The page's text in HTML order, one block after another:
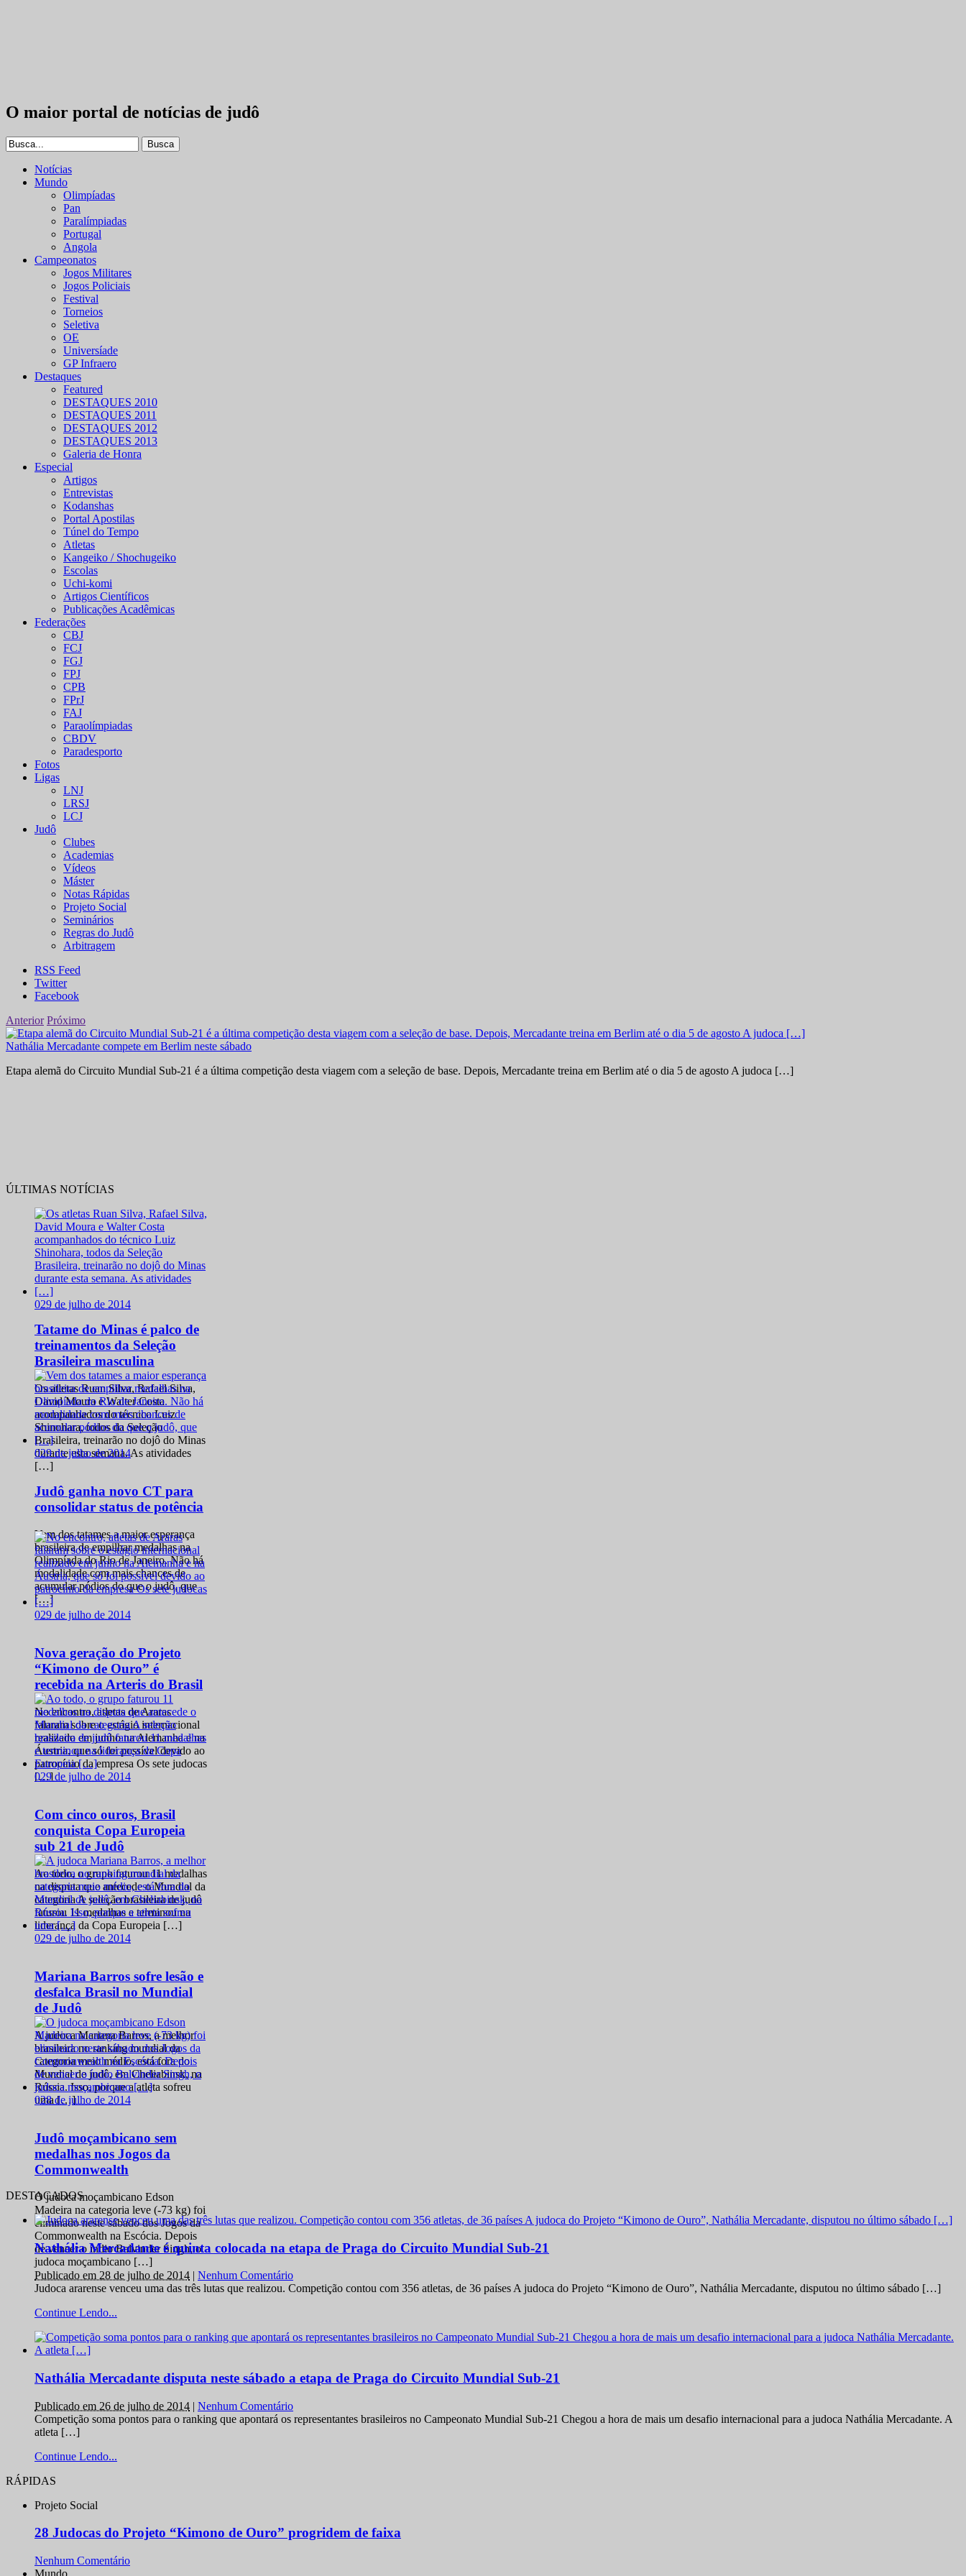
O maior portal de notícias de judô
Notícias
Mundo
Olimpíadas
Pan
Paralímpiadas
Portugal
Angola
Campeonatos
Jogos Militares
Jogos Policiais
Festival
Torneios
Seletiva
OE
Universíade
GP Infraero
Destaques
Featured
DESTAQUES 2010
DESTAQUES 2011
DESTAQUES 2012
DESTAQUES 2013
Galeria de Honra
Especial
Artigos
Entrevistas
Kodanshas
Portal Apostilas
Túnel do Tempo
Atletas
Kangeiko / Shochugeiko
Escolas
Uchi-komi
Artigos Científicos
Publicações Acadêmicas
Federações
CBJ
FCJ
FGJ
FPJ
CPB
FPrJ
FAJ
Paraolímpiadas
CBDV
Paradesporto
Fotos
Ligas
LNJ
LRSJ
LCJ
Judô
Clubes
Academias
Vídeos
Máster
Notas Rápidas
Projeto Social
Seminários
Regras do Judô
Arbitragem
RSS Feed
Twitter
Facebook
Anterior Próximo
Nathália Mercadante compete em Berlim neste sábado
Etapa alemã do Circuito Mundial Sub-21 é a última competição desta viagem com a seleção de base. Depois, Mercadante treina em Berlim até o dia 5 de agosto A judoca […]
ÚLTIMAS NOTÍCIAS
029 de julho de 2014
Tatame do Minas é palco de
treinamentos da Seleção
Brasileira masculina
Os atletas Ruan Silva, Rafael Silva,
David Moura e Walter Costa
acompanhados do técnico Luiz
Shinohara, todos da Seleção
Brasileira, treinarão no dojô do Minas
durante esta semana. As atividades
[…]
029 de julho de 2014
Judô ganha novo CT para
consolidar status de potência
Vem dos tatames a maior esperança
brasileira de empilhar medalhas na
Olimpíada do Rio de Janeiro. Não há
modalidade com mais chances de
acumular pódios do que o judô, que
[…]
029 de julho de 2014
Nova geração do Projeto
“Kimono de Ouro” é
recebida na Arteris do Brasil
No encontro, atletas de Araras
falaram sobre o estágio internacional
realizado em junho na Alemanha e na
Áustria, que só foi possível devido ao
patrocínio da empresa Os sete judocas
[…]
029 de julho de 2014
Com cinco ouros, Brasil
conquista Copa Europeia
sub 21 de Judô
Ao todo, o grupo faturou 11 medalhas
na disputa que antecede o Mundial da
categoria A seleção brasileira de judô
faturou 11 medalhas e terminou na
liderança da Copa Europeia […]
029 de julho de 2014
Mariana Barros sofre lesão e
desfalca Brasil no Mundial
de Judô
A judoca Mariana Barros, a melhor
brasileira no ranking mundial da
categoria meio médio, está fora do
Mundial de judô, em Cheliabinsk, na
Rússia. Isso, porque a atleta sofreu
uma […]
028 de julho de 2014
Judô moçambicano sem
medalhas nos Jogos da
Commonwealth
O judoca moçambicano Edson
Madeira na categoria leve (-73 kg) foi
eliminado neste sábado dos Jogos da
Commonwealth na Escócia. Depois
de vencer o índio Balvinder Singh, o
judoca moçambicano […]
DESTACADOS
Nathália Mercadante é quinta colocada na etapa de Praga do Circuito Mundial Sub-21
Publicado em 28 de julho de 2014 | Nenhum Comentário
Judoca ararense venceu uma das três lutas que realizou. Competição contou com 356 atletas, de 36 países A judoca do Projeto “Kimono de Ouro”, Nathália Mercadante, disputou no último sábado […]
Continue Lendo...
Nathália Mercadante disputa neste sábado a etapa de Praga do Circuito Mundial Sub-21
Publicado em 26 de julho de 2014 | Nenhum Comentário
Competição soma pontos para o ranking que apontará os representantes brasileiros no Campeonato Mundial Sub-21 Chegou a hora de mais um desafio internacional para a judoca Nathália Mercadante. A
atleta […]
Continue Lendo...
RÁPIDAS
Projeto Social
28 Judocas do Projeto “Kimono de Ouro” progridem de faixa
Nenhum Comentário
Mundo